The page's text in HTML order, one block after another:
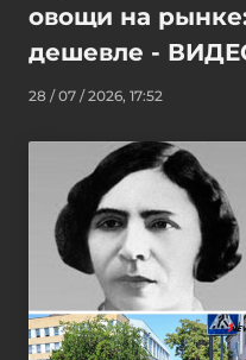
овощи на
дешевле -
28 / 07 / 2026, 17:52